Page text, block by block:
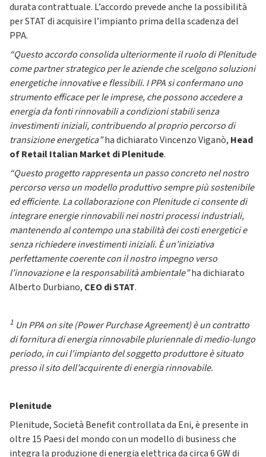
durata contrattuale. L’accordo prevede anche la possibilità
per STAT di acquisire l’impianto prima della scadenza del
PPA.
“Questo accordo consolida ulteriormente il ruolo di Plenitude
come partner strategico per le aziende che scelgono soluzioni
energetiche innovative e flessibili. I PPA si confermano uno
strumento efficace per le imprese, che possono accedere a
energia da fonti rinnovabili a condizioni stabili senza
investimenti iniziali, contribuendo al proprio percorso di
transizione energetica”ha dichiarato Vincenzo Viganò, Head
of Retail Italian Market di Plenitude.
“Questo progetto rappresenta un passo concreto nel nostro
percorso verso un modello produttivo sempre più sostenibile
ed efficiente. La collaborazione con Plenitude ci consente di
integrare energie rinnovabili nei nostri processi industriali,
mantenendo al contempo una stabilità dei costi energetici e
senza richiedere investimenti iniziali. È un’iniziativa
perfettamente coerente con il nostro impegno verso
l’innovazione e la responsabilità ambientale”ha dichiarato
Alberto Durbiano, CEO di STAT.
1 Un PPA on site (Power Purchase Agreement) è un contratto
di fornitura di energia rinnovabile pluriennale di medio-lungo
periodo, in cui l'impianto del soggetto produttore è situato
presso il sito dell’acquirente di energia rinnovabile.
Plenitude
Plenitude, Società Benefit controllata da Eni, è presente in
oltre 15 Paesi del mondo con un modello di business che
integra la produzione di energia elettrica da circa 6 GW di